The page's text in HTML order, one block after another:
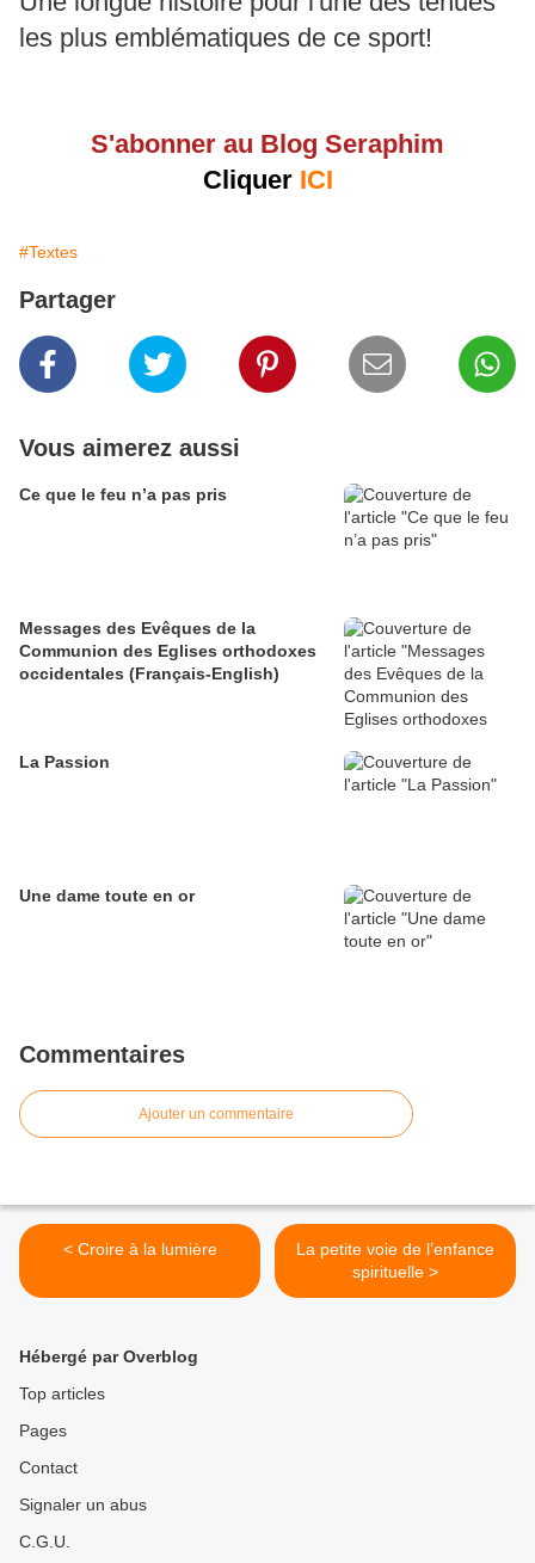
les plus emblématiques de ce sport!
S'abonner au Blog Seraphim
Cliquer ICI
#Textes
Partager
Vous aimerez aussi
Ce que le feu n’a pas pris
Messages des Evêques de la
Communion des Eglises orthodoxes
occidentales (Français-English)
La Passion
Une dame toute en or
Commentaires
Ajouter un commentaire
< Croire à la lumière
La petite voie de l’enfance
spirituelle >
Hébergé par Overblog
Top articles
Pages
Contact
Signaler un abus
C.G.U.